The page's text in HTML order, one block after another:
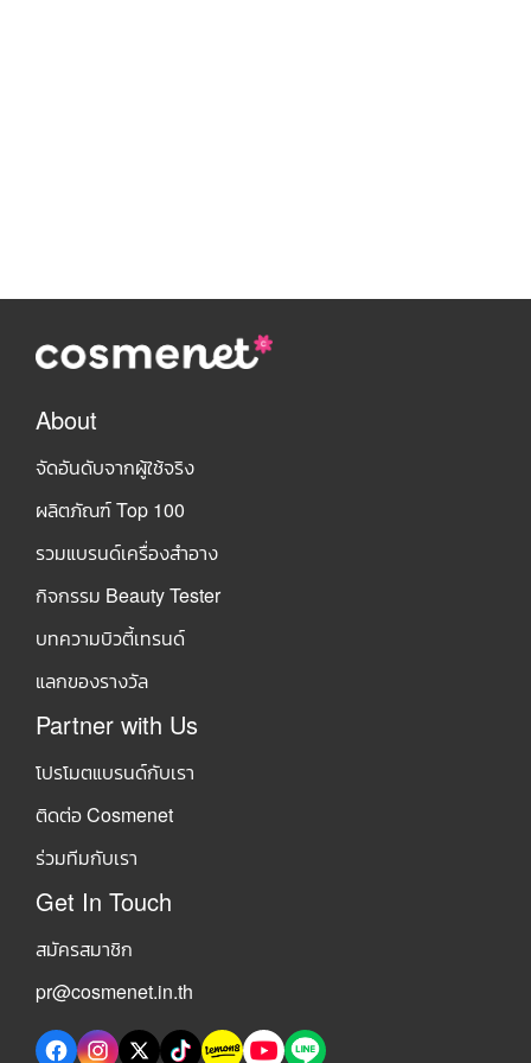
About
จัดอันดับจากผู้ใช้จริง
ผลิตภัณฑ์ Top 100
รวมแบรนด์เครื่องสำอาง
กิจกรรม Beauty Tester
บทความบิวตี้เทรนด์
แลกของรางวัล
Partner with Us
โปรโมตแบรนด์กับเรา
ติดต่อ Cosmenet
ร่วมทีมกับเรา
Get In Touch
สมัครสมาชิก
pr@cosmenet.in.th